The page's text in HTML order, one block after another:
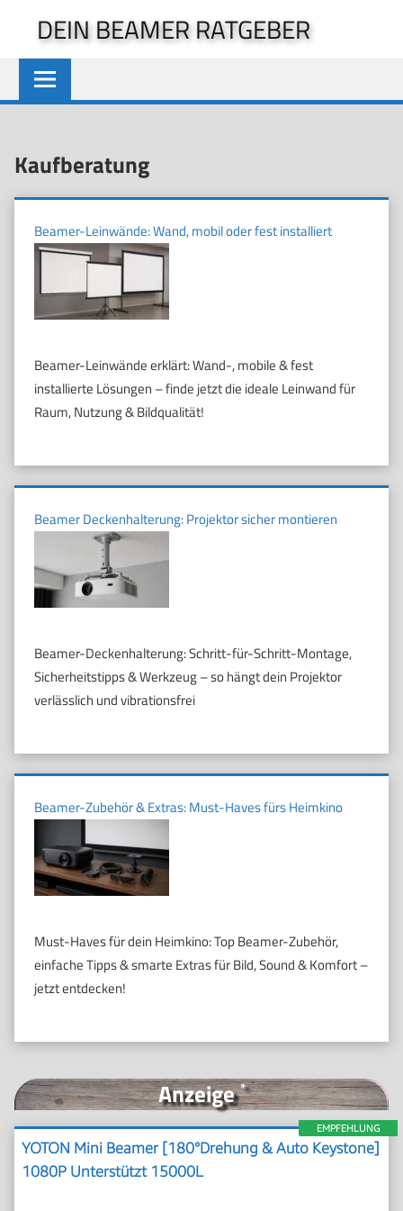
springen
DEIN BEAMER RATGEBER
Kaufberatung
Beamer-Leinwände: Wand, mobil oder fest installiert
Beamer-Leinwände erklärt: Wand-, mobile & fest
installierte Lösungen – finde jetzt die ideale Leinwand für
Raum, Nutzung & Bildqualität!
Beamer Deckenhalterung: Projektor sicher montieren
Beamer-Deckenhalterung: Schritt-für-Schritt-Montage,
Sicherheitstipps & Werkzeug – so hängt dein Projektor
verlässlich und vibrationsfrei
Beamer-Zubehör & Extras: Must-Haves fürs Heimkino
Must-Haves für dein Heimkino: Top Beamer-Zubehör,
einfache Tipps & smarte Extras für Bild, Sound & Komfort –
jetzt entdecken!
Anzeige*
EMPFEHLUNG
YOTON Mini Beamer [180°Drehung & Auto Keystone]
1080P Unterstützt 15000L